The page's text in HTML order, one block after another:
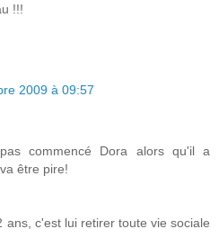
!!!
2009 à 09:57
commencé Dora alors qu'il a
être pire!
ans, c'est lui retirer toute vie sociale